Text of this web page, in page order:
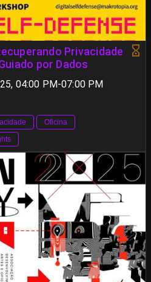
Privacidade
por Dados
04:00 PM-07:00 PM
Oficina